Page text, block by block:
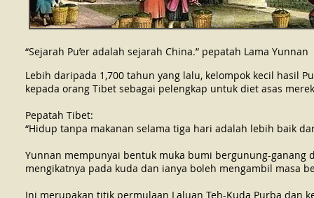
“Sejarah Pu’er adalah sejarah China.” pepatah Lama Yunnan
Lebih daripada 1,700 tahun yang lalu, kelompok kecil hasil
kepada orang Tibet sebagai pelengkap untuk diet asas
Pepatah Tibet:
“Hidup tanpa makanan selama tiga hari adalah lebih baik
Yunnan mempunyai bentuk muka bumi bergunung-ganang
mengikatnya pada kuda dan ianya boleh mengambil masa
Ini merupakan titik permulaan Laluan Teh-Kuda Purba dan